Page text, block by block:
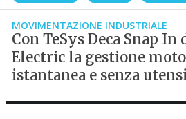
MOVIMENTAZIONE INDUSTRIALE
Con TeSys Deca Snap In
Electric la gestione
istantanea e senza